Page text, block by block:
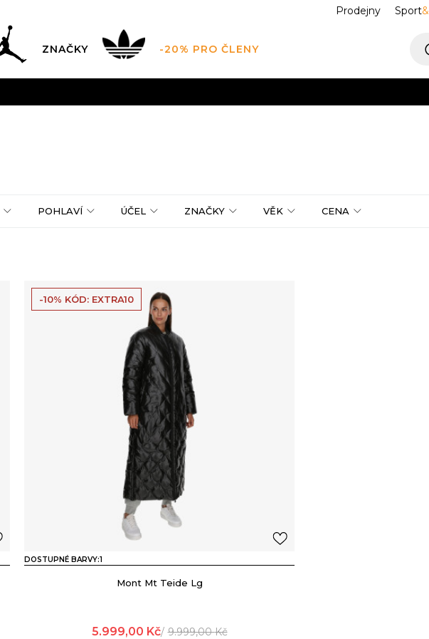
Prodejny Sport&
ZNAČKY -20% PRO ČLENY
POHLAVÍ ÚČEL ZNAČKY VĚK CENA
-10% KÓD: EXTRA10
DOSTUPNÉ BARVY:1
Mont Mt Teide Lg
5.999,00 Kč 9.999,00Kč